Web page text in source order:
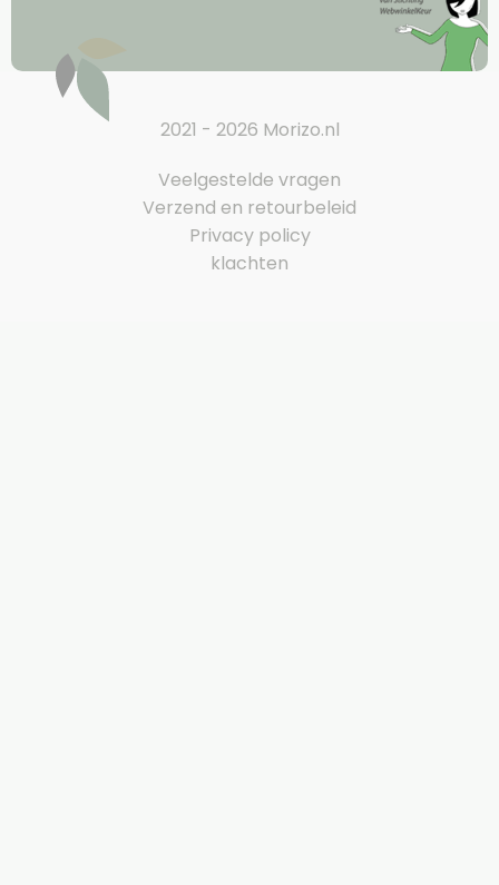
2021 - 2026 Morizo.nl
Veelgestelde vragen
Verzend en retourbeleid
Privacy policy
klachten